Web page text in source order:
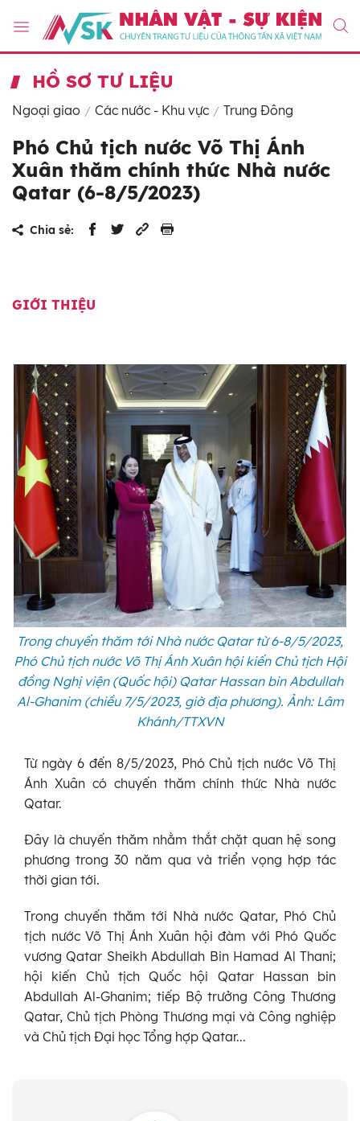
HỒ SƠ TƯ LIỆU
Ngoại giao Các nước - Khu vực Trung Đông
Phó Chủ tịch nước Võ Thị Ánh
Xuân thăm chính thức Nhà nước
Qatar (6-8/5/2023)
Chia sẻ:
GIỚI THIỆU
Trong chuyến thăm tới Nhà nước Qatar từ 6-8/5/2023,
Phó Chủ tịch nước Võ Thị Ánh Xuân hội kiến Chủ tịch Hội
đồng Nghị viện (Quốc hội) Qatar Hassan bin Abdullah
Al-Ghanim (chiều 7/5/2023, giờ địa phương). Ảnh: Lâm
Khánh/TTXVN
Từ ngày 6 đến 8/5/2023, Phó Chủ tịch nước Võ Thị
Ánh Xuân có chuyến thăm chính thức Nhà nước
Qatar.
Đây là chuyến thăm nhằm thắt chặt quan hệ song
phương trong 30 năm qua và triển vọng hợp tác
thời gian tới.
Trong chuyến thăm tới Nhà nước Qatar, Phó Chủ
tịch nước Võ Thị Ánh Xuân hội đàm với Phó Quốc
vương Qatar Sheikh Abdullah Bin Hamad Al Thani;
hội kiến Chủ tịch Quốc hội Qatar Hassan bin
Abdullah Al-Ghanim; tiếp Bộ trưởng Công Thương
Qatar, Chủ tịch Phòng Thương mại và Công nghiệp
và Chủ tịch Đại học Tổng hợp Qatar...